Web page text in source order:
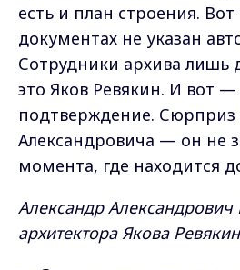
есть и план строения. Вот
документах не указан
Сотрудники архива лишь
это Яков Ревякин. И вот
подтверждение. Сюрприз
Александровича — он не
момента, где находится
Александр Александрович
архитектора Якова